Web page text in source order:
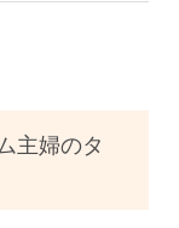
主婦のタ